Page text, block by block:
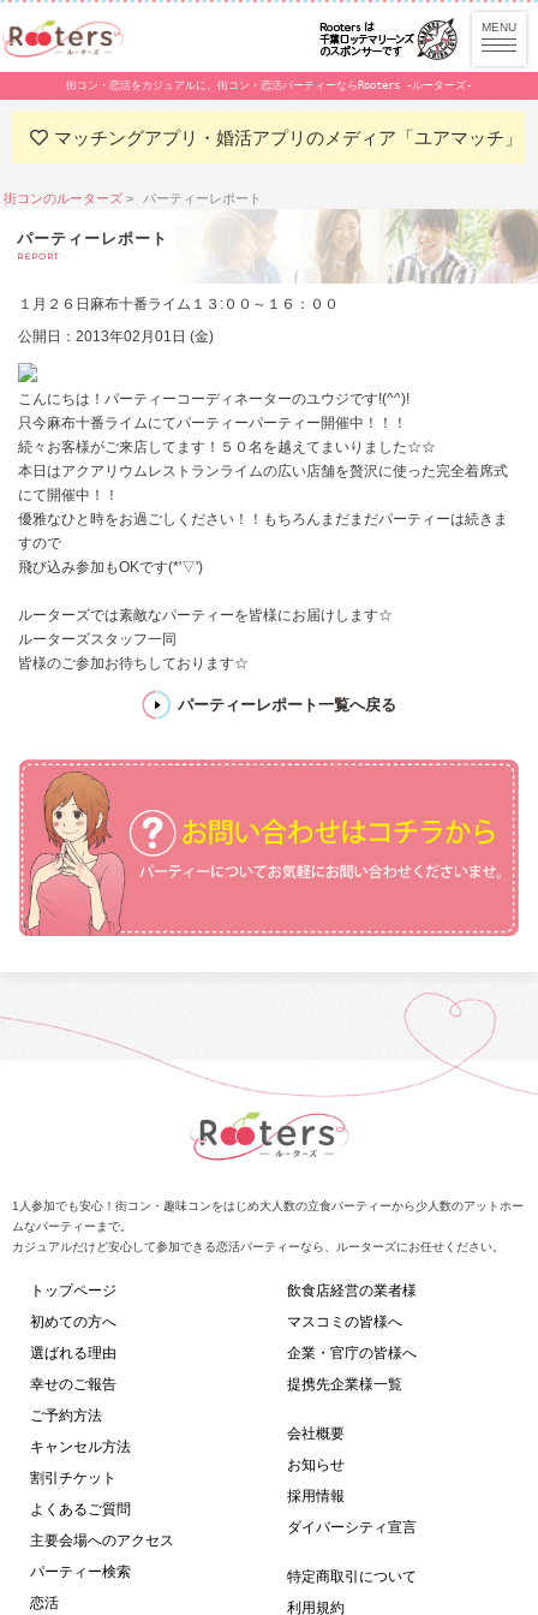
街コン・恋活をカジュアルに。街コン・恋活パーティーならRooters -ルーターズ-
マッチングアプリ・婚活アプリのメディア「ユアマッチ」
街コンのルーターズ パーティーレポート
パーティーレポート
REPORT
１月２６日麻布十番ライム１３:００～１６：００
公開日：2013年02月01日 (金)
こんにちは！パーティーコーディネーターのユウジです!(^^)!
只今麻布十番ライムにてパーティーパーティー開催中！！！
続々お客様がご来店してます！５０名を越えてまいりました☆☆
本日はアクアリウムレストランライムの広い店舗を贅沢に使った完全着席式
にて開催中！！
優雅なひと時をお過ごしください！！もちろんまだまだパーティーは続きま
すので
飛び込み参加もOKです(*'▽')
ルーターズでは素敵なパーティーを皆様にお届けします☆
ルーターズスタッフ一同
皆様のご参加お待ちしております☆
パーティーレポート一覧へ戻る
1人参加でも安心！街コン・趣味コンをはじめ大人数の立食パーティーから少人数のアットホー
ムなパーティーまで。
カジュアルだけど安心して参加できる恋活パーティーなら、ルーターズにお任せください。
トップページ
初めての方へ
選ばれる理由
幸せのご報告
ご予約方法
キャンセル方法
割引チケット
よくあるご質問
主要会場へのアクセス
パーティー検索
恋活
飲食店経営の業者様
マスコミの皆様へ
企業・官庁の皆様へ
提携先企業様一覧
会社概要
お知らせ
採用情報
ダイバーシティ宣言
特定商取引について
利用規約